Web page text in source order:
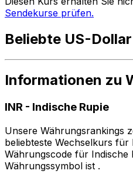
Sendekurse prüfen.
Beliebte US-
Informationen zu
INR - Indische Rupie
Unsere Währungsrankings
beliebteste Wechselkurs für
Währungscode für Indische
Währungssymbol ist ₹.